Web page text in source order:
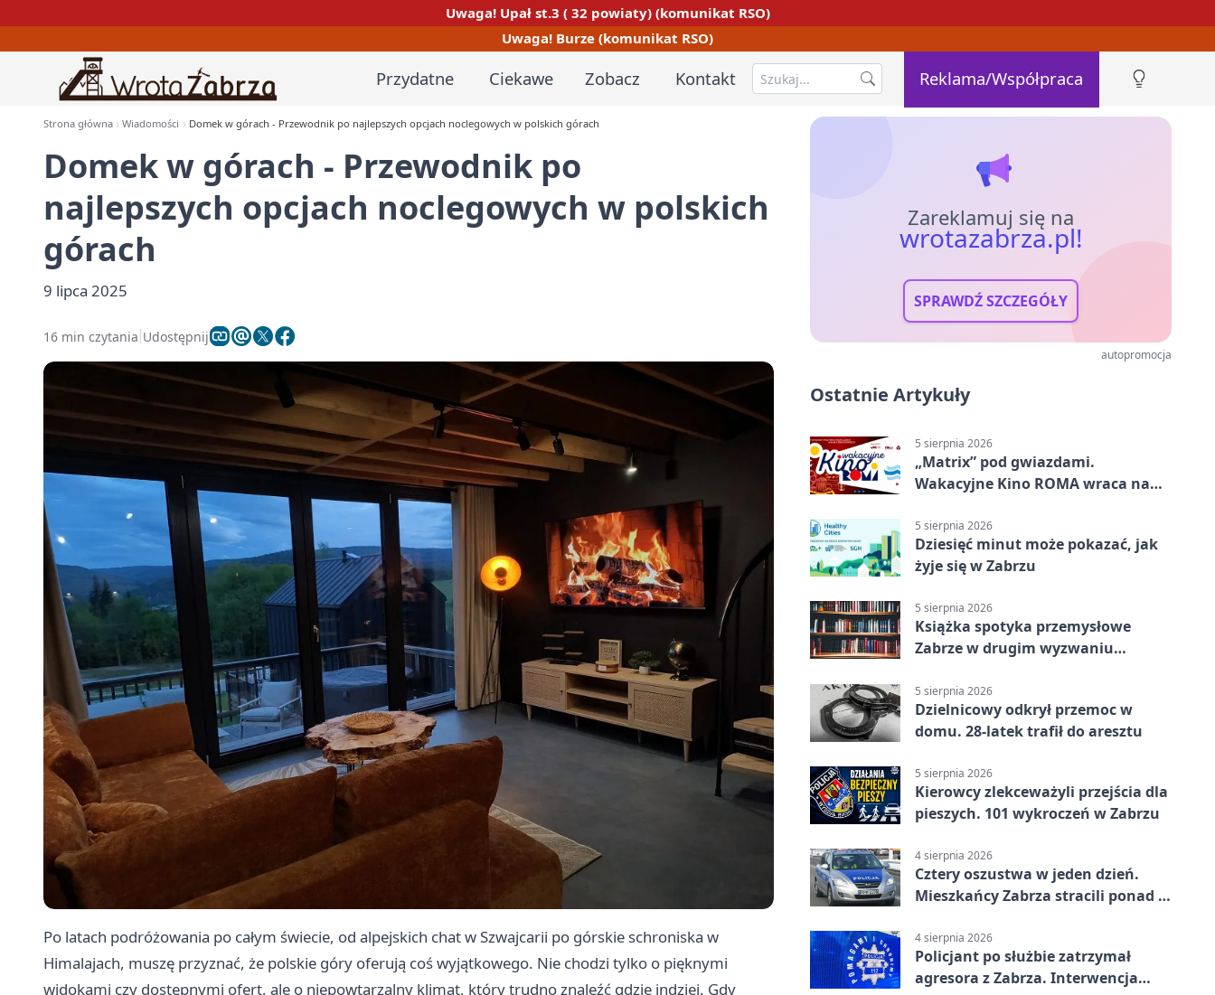
Uwaga! Upał st.3 ( 32 powiaty) (komunikat RSO)
Uwaga! Burze (komunikat RSO)
Przydatne Ciekawe Zobacz Kontakt Reklama/Współpraca
Strona główna Wiadomości Domek w górach - Przewodnik po najlepszych opcjach noclegowych w polskich górach
Domek w górach - Przewodnik po
najlepszych opcjach noclegowych w polskich
górach
9 lipca 2025
16 min czytania Udostępnij
Po latach podróżowania po całym świecie, od alpejskich chat w Szwajcarii po górskie schroniska w
Himalajach, muszę przyznać, że polskie góry oferują coś wyjątkowego. Nie chodzi tylko o pięknymi
widokami czy dostępnymi ofert, ale o niepowtarzalny klimat, który trudno znaleźć gdzie indziej. Gdy
Zareklamuj się na
wrotazabrza.pl!
SPRAWDŹ SZCZEGÓŁY
autopromocja
Ostatnie Artykuły
5 sierpnia 2026
„Matrix” pod gwiazdami.
Wakacyjne Kino ROMA wraca na
5 sierpnia 2026
Dziesięć minut może pokazać, jak
żyje się w Zabrzu
5 sierpnia 2026
Książka spotyka przemysłowe
Zabrze w drugim wyzwaniu
5 sierpnia 2026
Dzielnicowy odkrył przemoc w
domu. 28-latek trafił do aresztu
5 sierpnia 2026
Kierowcy zlekceważyli przejścia dla
pieszych. 101 wykroczeń w Zabrzu
4 sierpnia 2026
Cztery oszustwa w jeden dzień.
Mieszkańcy Zabrza stracili ponad 6
4 sierpnia 2026
Policjant po służbie zatrzymał
agresora z Zabrza. Interwencja